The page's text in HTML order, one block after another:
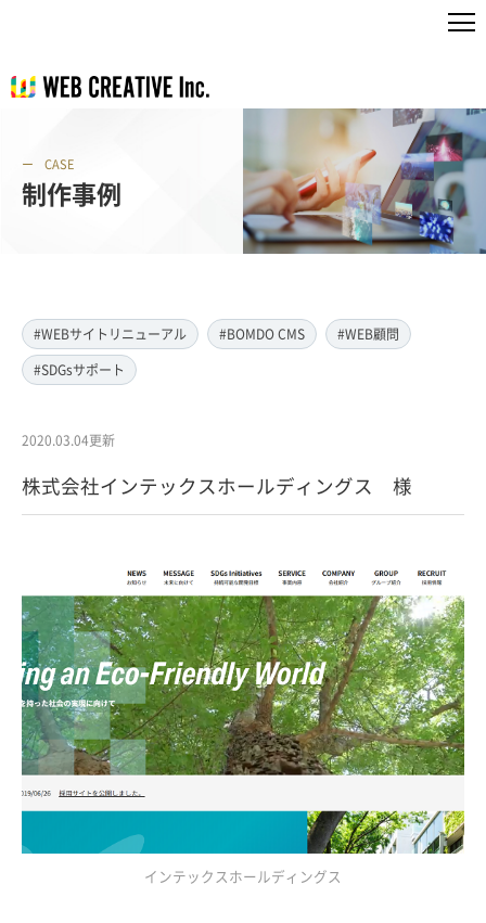
CASE
制作事例
#WEBサイトリニューアル #BOMDO CMS
#WEB顧問
#SDGsサポート
2020.03.04更新
株式会社インテックスホールディングス 様
インテックスホールディングス